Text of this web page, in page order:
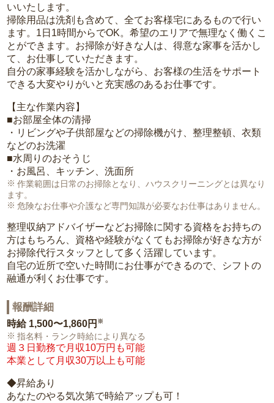
いいたします。
掃除用品は洗剤も含めて、全てお客様宅にあるもので行い
ます。1日1時間からでOK。希望のエリアで無理なく働くこ
とができます。お掃除が好きな人は、得意な家事を活かし
て、お仕事していただきます。
自分の家事経験を活かしながら、お客様の生活をサポート
できる大変やりがいと充実感のあるお仕事です。
【主な作業内容】
■お部屋全体の清掃
・リビングや子供部屋などの掃除機がけ、整理整頓、衣類
などのお洗濯
■水周りのおそうじ
・お風呂、キッチン、洗面所
作業範囲は日常のお掃除となり、ハウスクリーニングとは異なり
ます。
危険なお仕事や介護など専門知識が必要なお仕事はありません。
整理収納アドバイザーなどお掃除に関する資格をお持ちの
方はもちろん、資格や経験がなくてもお掃除が好きな方が
お掃除代行スタッフとして多く活躍しています。
自宅の近所で空いた時間にお仕事ができるので、シフトの
融通が利くお仕事です。
報酬詳細
時給 1,500〜1,860円 ※
指名料・ランク時給により異なる
週３日勤務で月収10万円も可能
本業として月収30万以上も可能
◆昇給あり
あなたのやる気次第で時給アップも可！